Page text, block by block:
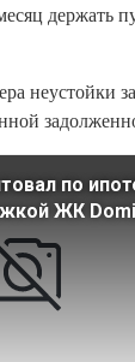
держать
неустойки
по
ЖК